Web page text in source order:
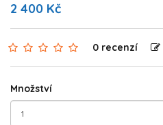
2 400 Kč
0 recenzí
Množství